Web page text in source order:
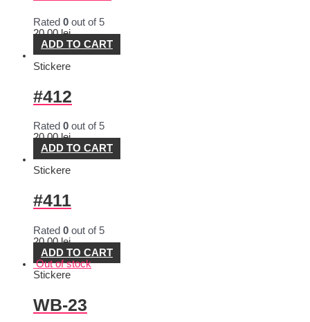
Rated 0 out of 5
20,00lei
ADD TO CART
Stickere
#412
Rated 0 out of 5
20,00lei
ADD TO CART
Stickere
#411
Rated 0 out of 5
20,00lei
ADD TO CART
Out of stock
Stickere
WB-23